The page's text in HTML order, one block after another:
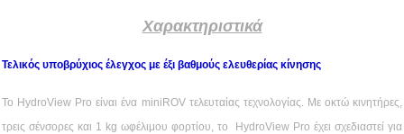
Χαρακτηριστικά
Τελικός υποβρύχιος έλεγχος με έξι βαθμούς ελευθερίας κίνησης
Το HydroView Pro είναι ένα miniROV τελευταίας τεχνολογίας. Με οκτώ κινητήρες,
τρεις σένσορες και 1 kg ωφέλιμου φορτίου, το HydroView Pro έχει σχεδιαστεί για